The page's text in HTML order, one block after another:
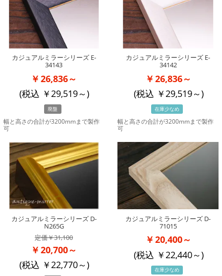
カジュアルミラーシリーズ E-
34143
26,836～
(税込
29,519～)
廃盤
幅と高さの合計が3200mmまで製作
可
カジュアルミラーシリーズ E-
34142
26,836～
(税込
29,519～)
在庫少なめ
幅と高さの合計が3200mmまで製作
可
カジュアルミラーシリーズ D-
N265G
31,100
20,700～
(税込
22,770～)
カジュアルミラーシリーズ D-
71015
20,400～
(税込
22,440～)
在庫少なめ